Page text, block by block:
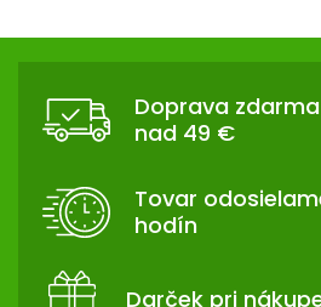
Z
Doprava
nad 49 €
Tovar
hodín
Darček pri